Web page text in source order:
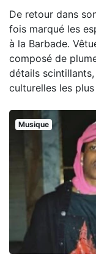
De retour dans
fois marqué les
à la Barbade.
composé de
détails
culturelles les
Musique